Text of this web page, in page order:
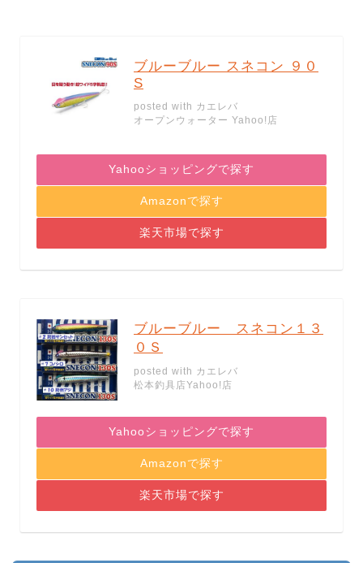
ブルーブルー スネコン ９０
S
posted with カエレバ
オープンウォーター Yahoo!店
Yahooショッピングで探す
Amazonで探す
楽天市場で探す
ブルーブルー スネコン１３
０Ｓ
posted with カエレバ
松本釣具店Yahoo!店
Yahooショッピングで探す
Amazonで探す
楽天市場で探す